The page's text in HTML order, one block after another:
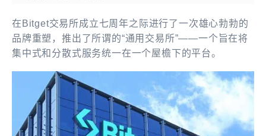
在 Bitget交易所成立七周年之际进行了一次雄心勃勃的
品牌重塑，推出了所谓的“通用交易所”——一个旨在将
集中式和分散式服务统一在一个屋檐下的平台。